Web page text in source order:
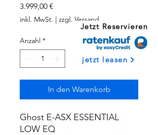
3.999,00 €
inkl. MwSt. | zzgl. Versand
Anzahl *
In den Warenkorb
Ghost E-ASX ESSENTIAL
LOW EQ
Jetzt Reservieren
jetzt leasen